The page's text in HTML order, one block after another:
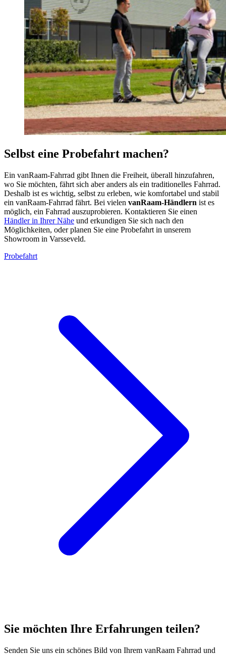
Selbst eine Probefahrt machen?
Ein vanRaam-Fahrrad gibt Ihnen die Freiheit, überall hinzufahren,
wo Sie möchten, fährt sich aber anders als ein traditionelles Fahrrad.
Deshalb ist es wichtig, selbst zu erleben, wie komfortabel und stabil
ein vanRaam-Fahrrad fährt. Bei vielen vanRaam-Händlern ist es
möglich, ein Fahrrad auszuprobieren. Kontaktieren Sie einen
Händler in Ihrer Nähe und erkundigen Sie sich nach den
Möglichkeiten, oder planen Sie eine Probefahrt in unserem
Showroom in Varsseveld.
Probefahrt
Sie möchten Ihre Erfahrungen teilen?
Senden Sie uns ein schönes Bild von Ihrem vanRaam Fahrrad und